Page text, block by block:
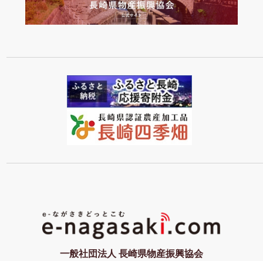
一般社団法人 長崎県物産振興協会